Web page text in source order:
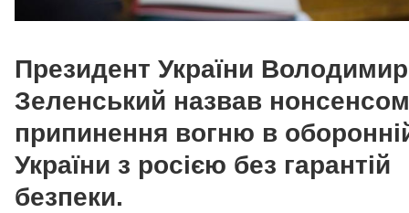
Президент України Володимир
Зеленський назвав нонсенсом
припинення вогню в
України з росією без гарантій
безпеки.